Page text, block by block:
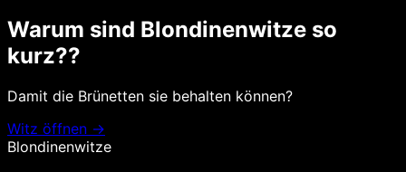
Warum sind Blondinenwitze so
kurz??
Damit die Brünetten sie behalten können?
Witz öffnen →
Blondinenwitze